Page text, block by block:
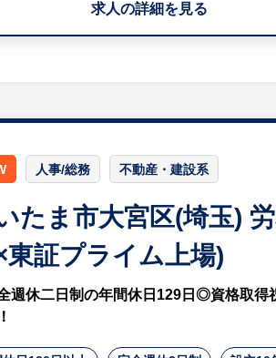
同法人は、1921年に深谷市で開
地域では知名度も高く、長年にわ
求人の詳細を見る
人事/総務 不動産・建設系
たま市大宮区(埼玉)
東証プライム上場)
週休二日制の年間休日129日◎資格取得